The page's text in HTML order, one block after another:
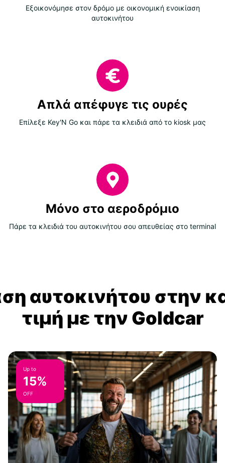
Εξοικονόμησε στον δρόμο με οικονομική ενοικίαση
αυτοκινήτου
Απλά απέφυγε τις ουρές
Επίλεξε Key'N Go και πάρε τα κλειδιά από το kiosk μας
Μόνο στο αεροδρόμιο
Πάρε τα κλειδιά του αυτοκινήτου σου απευθείας στο terminal
αυτοκινήτου στην
τιμή με την Goldcar
Up to
15%
OFF